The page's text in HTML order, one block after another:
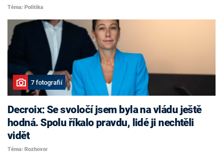
Téma: Politika
7 fotografií
Decroix: Se svoločí jsem byla na vládu ještě
hodná. Spolu říkalo pravdu, lidé ji nechtěli
vidět
Téma: Rozhovor